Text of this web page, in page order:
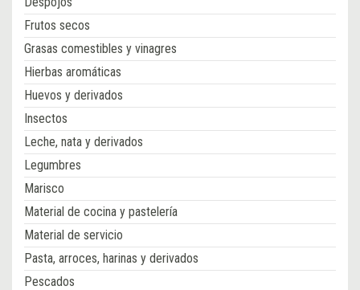
Frutos secos
Grasas comestibles y vinagres
Hierbas aromáticas
Huevos y derivados
Insectos
Leche, nata y derivados
Legumbres
Marisco
Material de cocina y pastelería
Material de servicio
Pasta, arroces, harinas y derivados
Pescados